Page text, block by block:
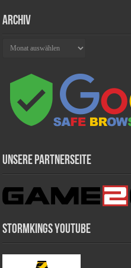
Archiv
Unsere Partnerseite
Stormkings Youtube